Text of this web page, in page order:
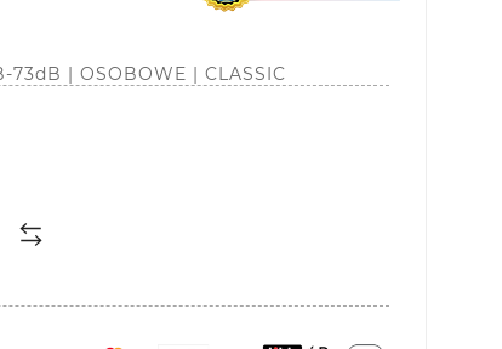
| OSOBOWE | CLASSIC